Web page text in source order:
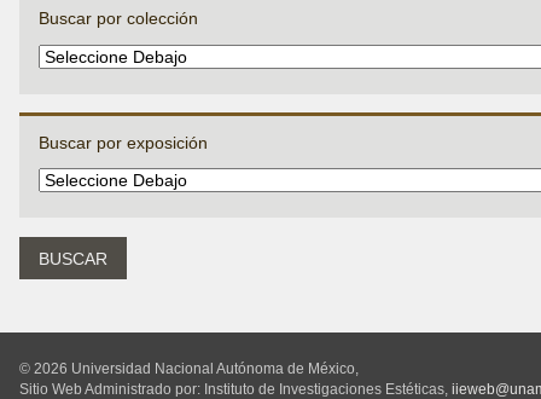
Buscar por colección
Buscar por exposición
© 2026 Universidad Nacional Autónoma de México,
Sitio Web Administrado por: Instituto de Investigaciones Estéticas,